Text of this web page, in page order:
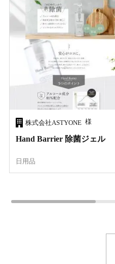
株式会社ASTYONE 様
Hand Barrier 除菌ジェル
日用品